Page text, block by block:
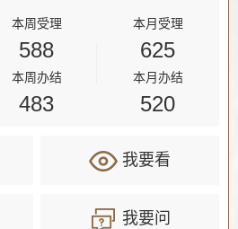
本周受理
588
本周办结
483
本月受理
625
本月办结
520
我要看
我要问